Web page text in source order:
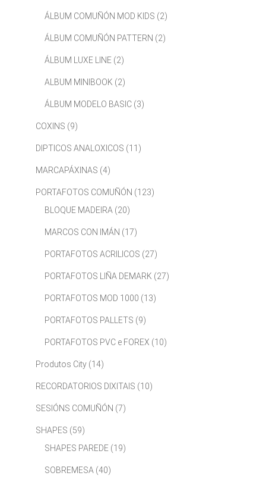
ÁLBUM COMUÑÓN MOD KIDS (2)
ÁLBUM COMUÑÓN PATTERN (2)
ÁLBUM LUXE LINE (2)
ALBUM MINIBOOK (2)
ÁLBUM MODELO BASIC (3)
COXINS (9)
DIPTICOS ANALOXICOS (11)
MARCAPÁXINAS (4)
PORTAFOTOS COMUÑÓN (123)
BLOQUE MADEIRA (20)
MARCOS CON IMÁN (17)
PORTAFOTOS ACRILICOS (27)
PORTAFOTOS LIÑA DEMARK (27)
PORTAFOTOS MOD 1000 (13)
PORTAFOTOS PALLETS (9)
PORTAFOTOS PVC e FOREX (10)
Produtos City (14)
RECORDATORIOS DIXITAIS (10)
SESIÓNS COMUÑÓN (7)
SHAPES (59)
SHAPES PAREDE (19)
SOBREMESA (40)